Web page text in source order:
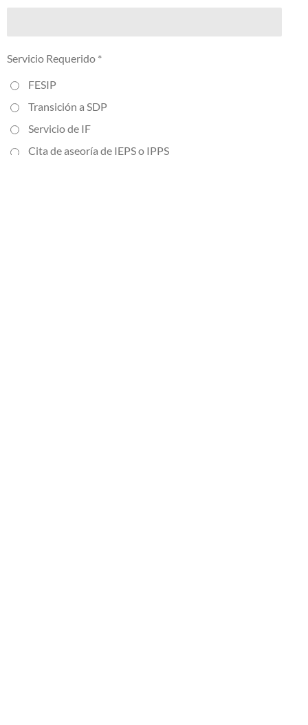
Servicio Requerido *
FESIP
Transición a SDP
Servicio de IF
Cita de aseoría de IEPS o IPPS